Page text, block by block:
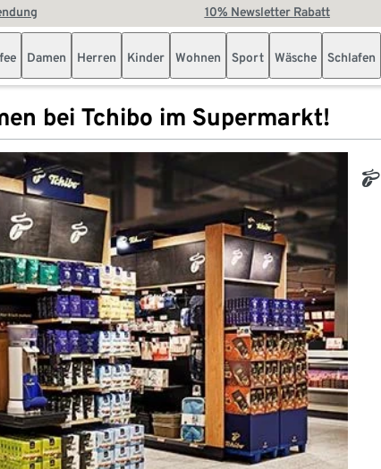
10% Newsletter Rabatt
Damen Herren Kinder Wohnen Sport Wäsche Schlafen
bei Tchibo im Supermarkt!
tchibo_logo